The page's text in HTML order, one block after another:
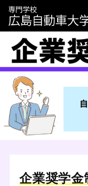
企業奨学金